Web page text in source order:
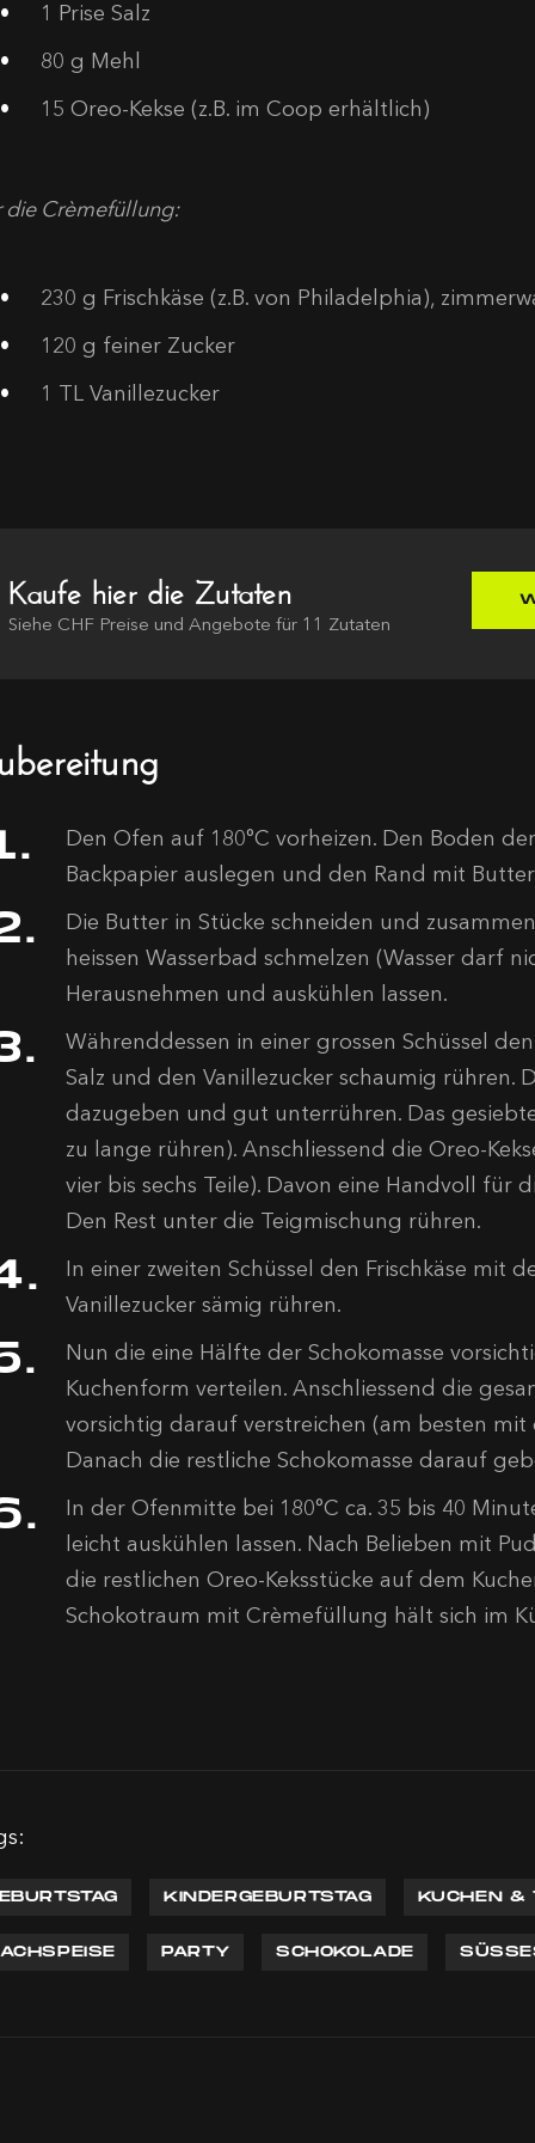
1 Prise Salz
80 g Mehl
15 Oreo-Kekse (z.B. im Coop erhältlich)
die Crèmefüllung:
230 g Frischkäse (z.B. von Philadelphia),
120 g feiner Zucker
1 TL Vanillezucker
Kaufe hier die Zutaten
Siehe CHF Preise und Angebote für 11 Zutaten
Den Ofen auf 180°C vorheizen. Den Boden
Backpapier auslegen und den Rand mit
Die Butter in Stücke schneiden und
heissen Wasserbad schmelzen (Wasser darf
Herausnehmen und auskühlen lassen.
Währenddessen in einer grossen Schüssel
Salz und den Vanillezucker schaumig rühren.
dazugeben und gut unterrühren. Das
zu lange rühren). Anschliessend die Oreo-
vier bis sechs Teile). Davon eine Handvoll für
Den Rest unter die Teigmischung rühren.
In einer zweiten Schüssel den Frischkäse mit
Vanillezucker sämig rühren.
Nun die eine Hälfte der Schokomasse
Kuchenform verteilen. Anschliessend die
vorsichtig darauf verstreichen (am besten mit
Danach die restliche Schokomasse darauf
In der Ofenmitte bei 180°C ca. 35 bis 40
leicht auskühlen lassen. Nach Belieben mit
die restlichen Oreo-Keksstücke auf dem
Schokotraum mit Crèmefüllung hält sich im
KINDERGEBURTSTAG KUCHEN &
PARTY SCHOKOLADE